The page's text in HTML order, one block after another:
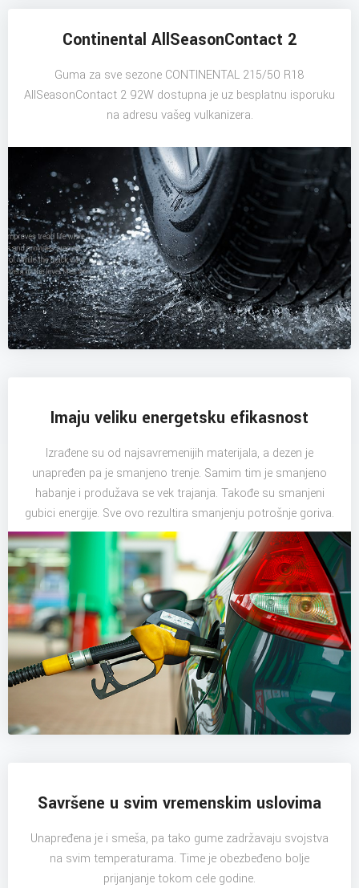
Continental AllSeasonContact 2
Guma za sve sezone CONTINENTAL 215/50 R18
AllSeasonContact 2 92W dostupna je uz besplatnu isporuku
na adresu vašeg vulkanizera.
Imaju veliku energetsku efikasnost
Izrađene su od najsavremenijih materijala, a dezen je
unapređen pa je smanjeno trenje. Samim tim je smanjeno
habanje i produžava se vek trajanja. Takođe su smanjeni
gubici energije. Sve ovo rezultira smanjenju potrošnje goriva.
Savršene u svim vremenskim uslovima
Unapređena je i smeša, pa tako gume zadržavaju svojstva
na svim temperaturama. Time je obezbeđeno bolje
prijanjanje tokom cele godine.